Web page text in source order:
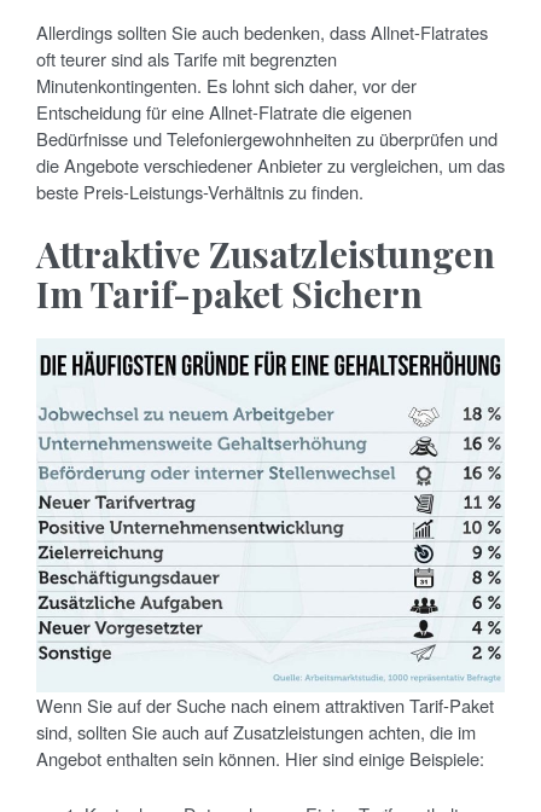
Allerdings sollten Sie auch bedenken, dass Allnet-Flatrates
oft teurer sind als Tarife mit begrenzten
Minutenkontingenten. Es lohnt sich daher, vor der
Entscheidung für eine Allnet-Flatrate die eigenen
Bedürfnisse und Telefoniergewohnheiten zu überprüfen und
die Angebote verschiedener Anbieter zu vergleichen, um das
beste Preis-Leistungs-Verhältnis zu finden.
Attraktive Zusatzleistungen
Im Tarif-paket Sichern
Wenn Sie auf der Suche nach einem attraktiven Tarif-Paket
sind, sollten Sie auch auf Zusatzleistungen achten, die im
Angebot enthalten sein können. Hier sind einige Beispiele: